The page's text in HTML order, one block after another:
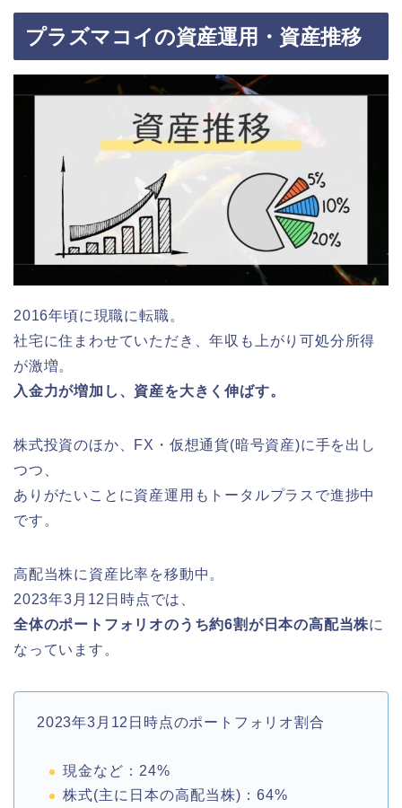
プラズマコイの資産運用・資産推移
2016年頃に現職に転職。
社宅に住まわせていただき、年収も上がり可処分所得
が激増。
入金力が増加し、資産を大きく伸ばす。
株式投資のほか、FX・仮想通貨(暗号資産)に手を出し
つつ、
ありがたいことに資産運用もトータルプラスで進捗中
です。
高配当株に資産比率を移動中。
2023年3月12日時点では、
全体のポートフォリオのうち約6割が日本の高配当株に
なっています。
2023年3月12日時点のポートフォリオ割合
現金など：24%
株式(主に日本の高配当株)：64%